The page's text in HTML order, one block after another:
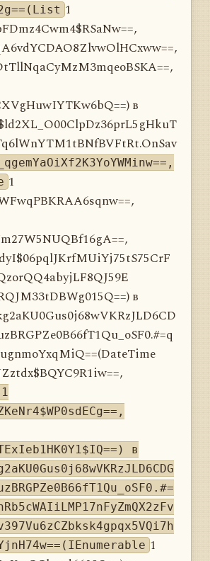
1
в
1
в
1
в
1